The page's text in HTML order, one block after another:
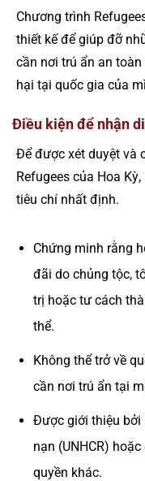
Chương trình
thiết kế để giúp đỡ
cần nơi trú ẩn an
hại tại quốc gia của
Điều kiện để nhận
Để được xét duyệt và
Refugees của Hoa
tiêu chí nhất định.
Chứng minh rằng
đãi do chủng tộc,
trị hoặc tư cách
thể.
Không thể trở về
cần nơi trú ẩn tại
Được giới thiệu bởi
nạn (UNHCR)
quyền khác.